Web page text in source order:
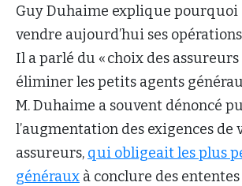
Guy Duhaime explique pourquoi
vendre aujourd’hui ses opérations
Il a parlé du « choix des
éliminer les petits agents
M. Duhaime a souvent dénoncé
l’augmentation des exigences de
assureurs, qui obligeait les plus
généraux à conclure des ententes